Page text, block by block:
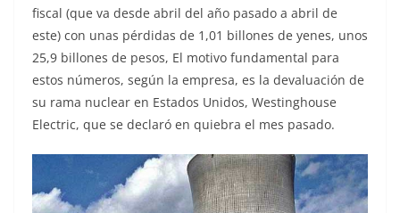
fiscal (que va desde abril del año pasado a abril de
este) con unas pérdidas de 1,01 billones de yenes, unos
25,9 billones de pesos, El motivo fundamental para
estos números, según la empresa, es la devaluación de
su rama nuclear en Estados Unidos, Westinghouse
Electric, que se declaró en quiebra el mes pasado.